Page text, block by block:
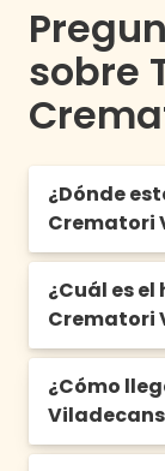
sobre
¿Dónde
Crematori
Está
este en
79, 08840
¿Cuál es
Crematori
De 8:00h a
¿Cómo